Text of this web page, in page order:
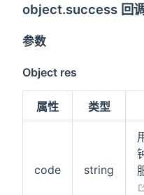
object.success 回
参数
Object res
属性 类型
code string